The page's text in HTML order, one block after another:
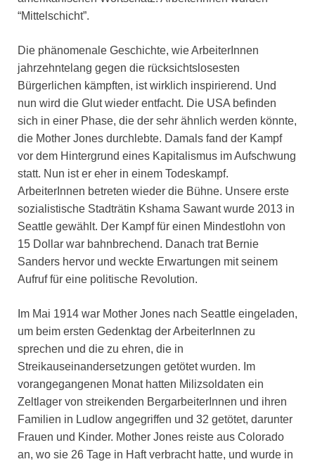
“Mittelschicht”.
Die phänomenale Geschichte, wie ArbeiterInnen
jahrzehntelang gegen die rücksichtslosesten
Bürgerlichen kämpften, ist wirklich inspirierend. Und
nun wird die Glut wieder entfacht. Die USA befinden
sich in einer Phase, die der sehr ähnlich werden könnte,
die Mother Jones durchlebte. Damals fand der Kampf
vor dem Hintergrund eines Kapitalismus im Aufschwung
statt. Nun ist er eher in einem Todeskampf.
ArbeiterInnen betreten wieder die Bühne. Unsere erste
sozialistische Stadträtin Kshama Sawant wurde 2013 in
Seattle gewählt. Der Kampf für einen Mindestlohn von
15 Dollar war bahnbrechend. Danach trat Bernie
Sanders hervor und weckte Erwartungen mit seinem
Aufruf für eine politische Revolution.
Im Mai 1914 war Mother Jones nach Seattle eingeladen,
um beim ersten Gedenktag der ArbeiterInnen zu
sprechen und die zu ehren, die in
Streikauseinandersetzungen getötet wurden. Im
vorangegangenen Monat hatten Milizsoldaten ein
Zeltlager von streikenden BergarbeiterInnen und ihren
Familien in Ludlow angegriffen und 32 getötet, darunter
Frauen und Kinder. Mother Jones reiste aus Colorado
an, wo sie 26 Tage in Haft verbracht hatte, und wurde in